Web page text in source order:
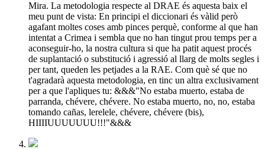
Mira. La metodologia respecte al DRAE és aquesta baix el
meu punt de vista: En principi el diccionari és vàlid però
agafant moltes coses amb pinces perquè, conforme al que han
intentat a Crimea i sembla que no han tingut prou temps per a
aconseguir-ho, la nostra cultura si que ha patit aquest procés
de suplantació o substitució i agressió al llarg de molts segles i
per tant, queden les petjades a la RAE. Com què sé que no
t'agradarà aquesta metodologia, en tinc un altra exclusivament
per a que l'apliques tu: &&&"No estaba muerto, estaba de
parranda, chévere, chévere. No estaba muerto, no, no, estaba
tomando cañas, lerelele, chévere, chévere (bis),
HIIIIUUUUUUU!!!"&&&